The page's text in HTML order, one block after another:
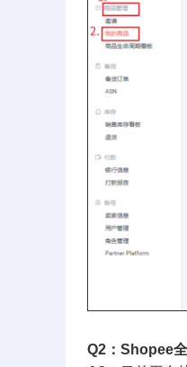
Q2：Shopee